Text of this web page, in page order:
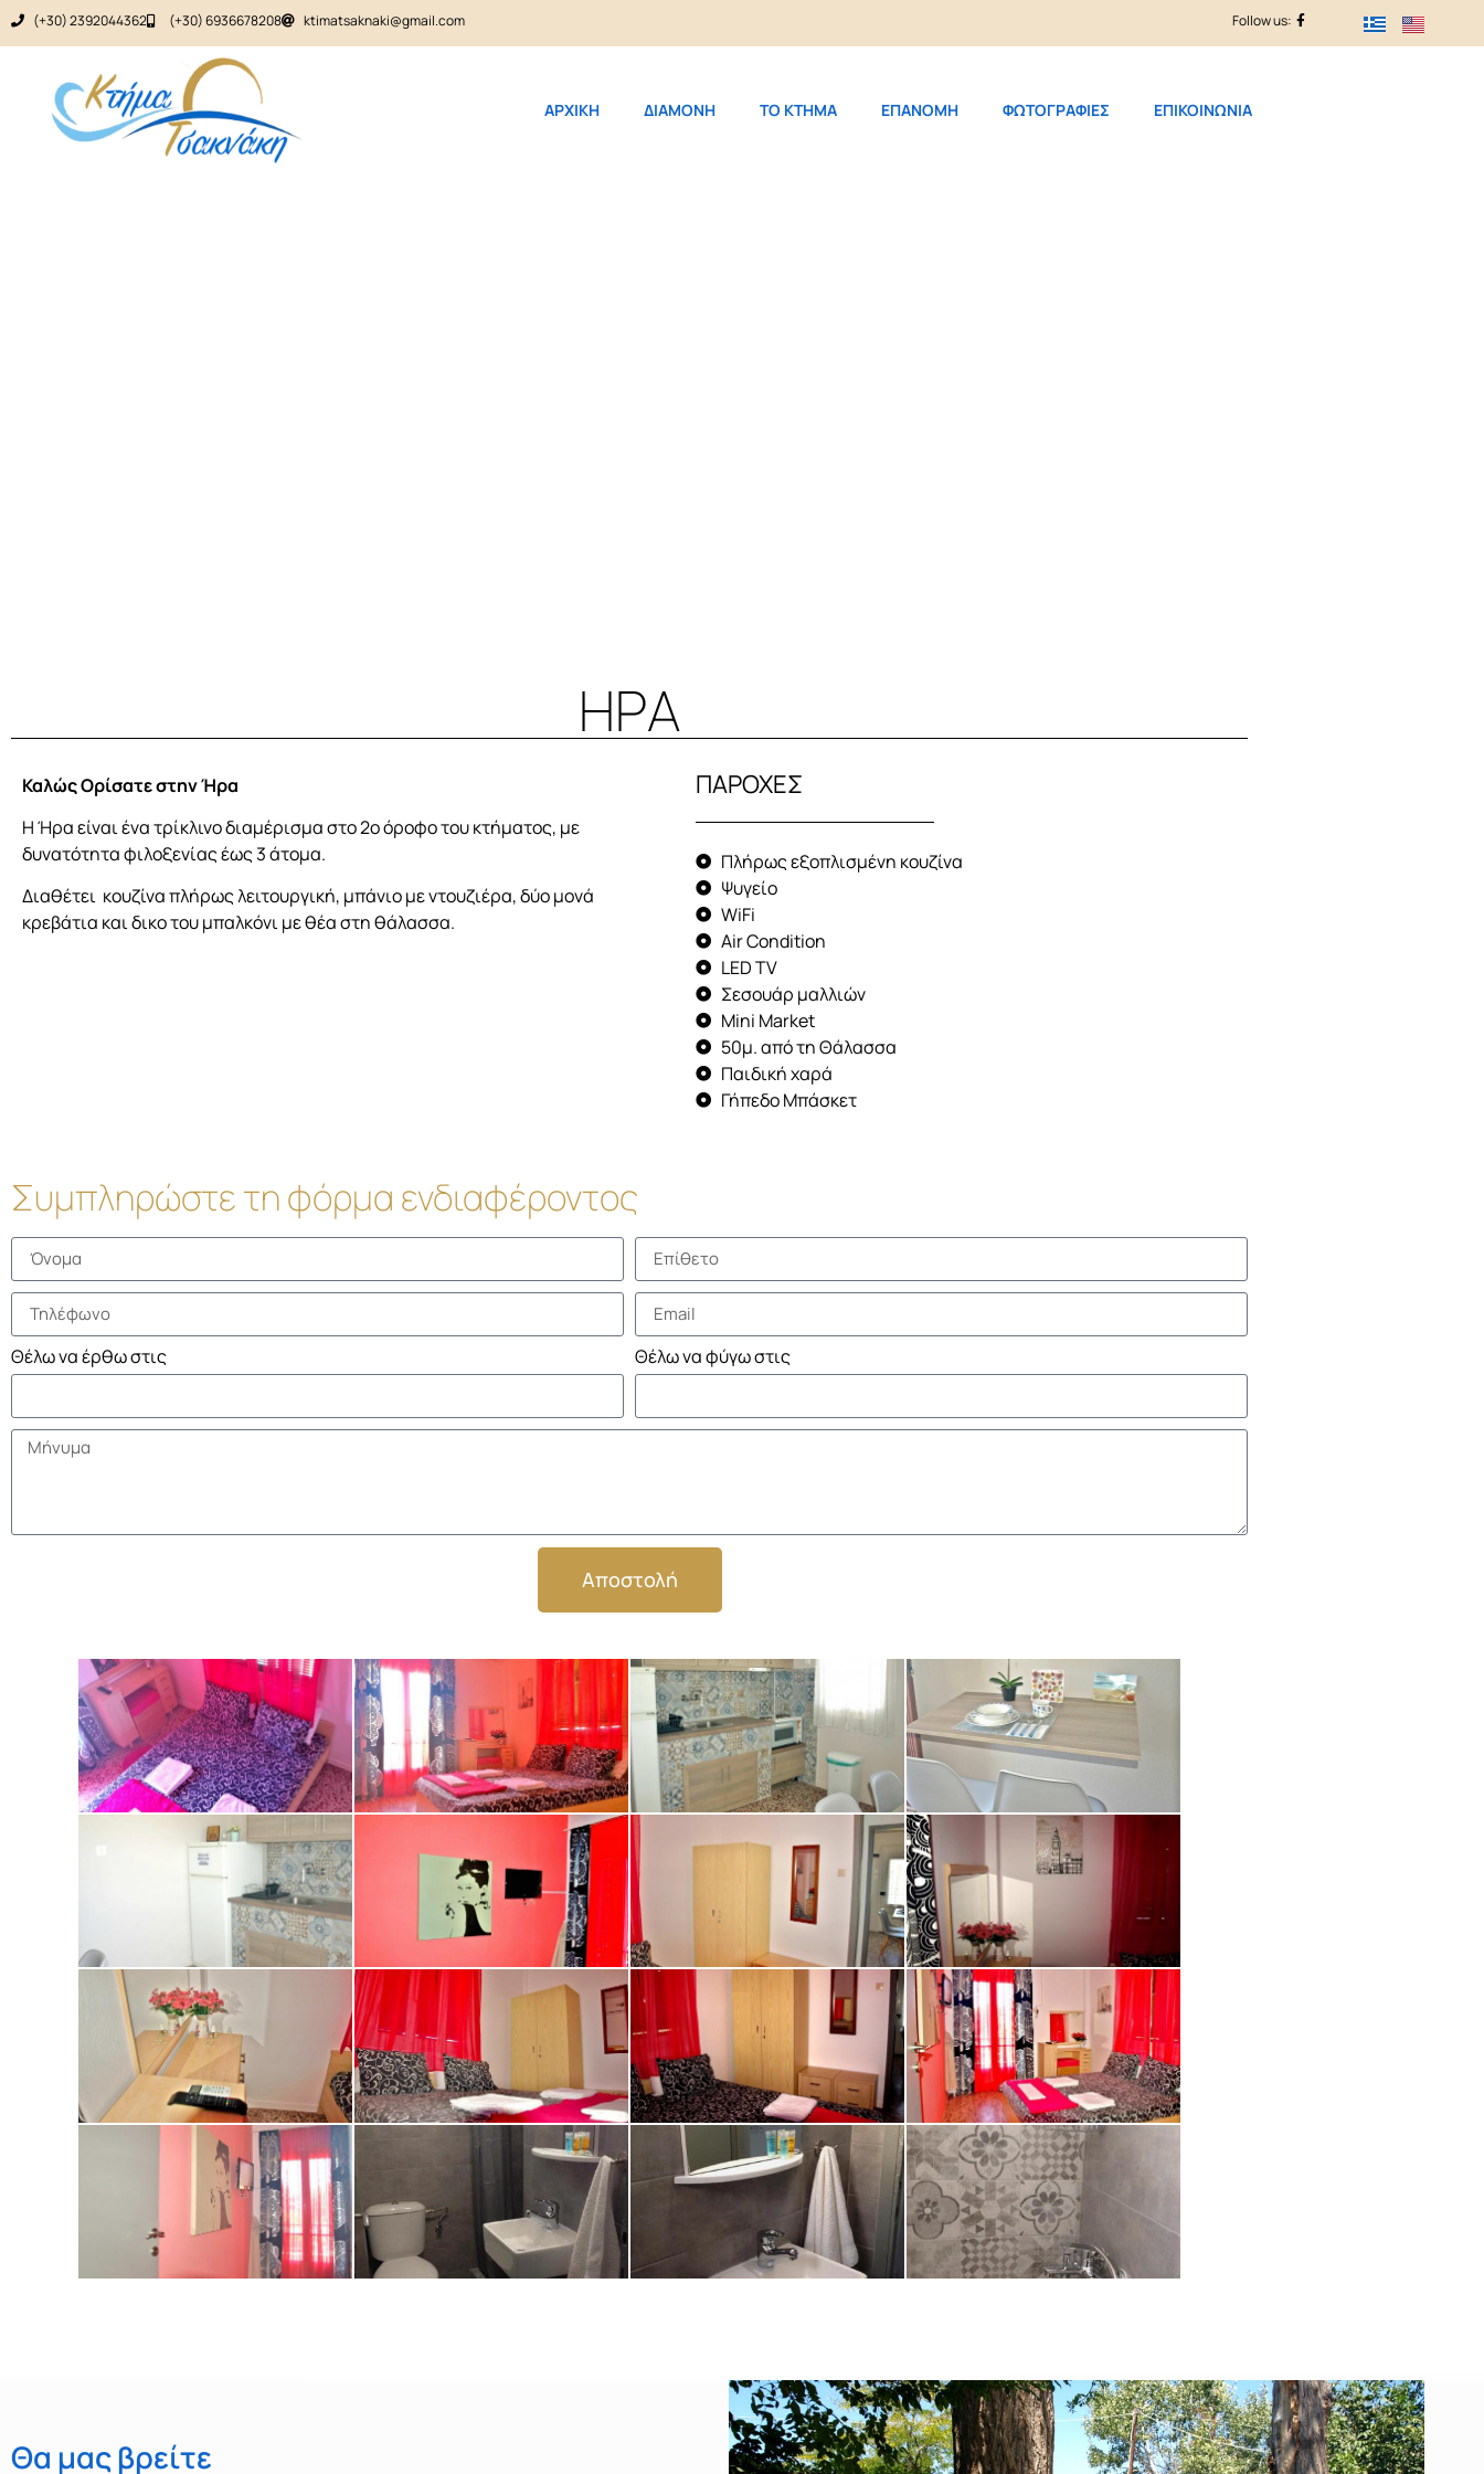
(+30) 2392044362 (+30) 6936678208 ktimatsaknaki@gmail.com Follow us:
ΑΡΧΙΚΗ ΔΙΑΜΟΝΗ ΤΟ ΚΤΗΜΑ ΕΠΑΝΟΜΗ ΦΩΤΟΓΡΑΦΙΕΣ ΕΠΙΚΟΙΝΩΝΙΑ
ΗΡΑ
Καλώς Ορίσατε στην Ήρα
Η Ήρα είναι ένα τρίκλινο διαμέρισμα στο 2ο όροφο του κτήματος, με
δυνατότητα φιλοξενίας έως 3 άτομα.
Διαθέτει κουζίνα πλήρως λειτουργική, μπάνιο με ντουζιέρα, δύο μονά
κρεβάτια και δικο του μπαλκόνι με θέα στη θάλασσα.
ΠΑΡΟΧΕΣ
Πλήρως εξοπλισμένη κουζίνα
Ψυγείο
WiFi
Air Condition
LED TV
Σεσουάρ μαλλιών
Mini Market
50μ. από τη Θάλασσα
Παιδική χαρά
Γήπεδο Μπάσκετ
Συμπληρώστε τη φόρμα ενδιαφέροντος
Θέλω να έρθω στις Θέλω να φύγω στις
Αποστολή
Θα μας βρείτε